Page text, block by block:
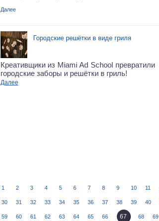
Далее
Городские решётки в виде гриля
Креативщики из Miami Ad School превратили
городские заборы и решётки в гриль!
Далее
1 2 3 4 5 6 7 8 9 10 11
30 31 32 33 34 35 36 37 38 39 40
59 60 61 62 63 64 65 66 67 68 69